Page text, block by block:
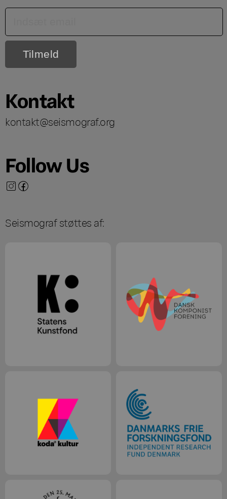
Kontakt
kontakt@seismograf.org
Follow Us
Seismograf støttes af: